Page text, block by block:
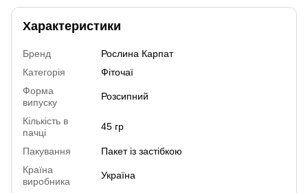
Характеристики
Бренд
Рослина Карпат
Категорія
Фіточаї
Форма
випуску
Розсипний
Кількість в
пачці
45 гр
Пакування
Пакет із застібкою
Країна
виробника
Україна